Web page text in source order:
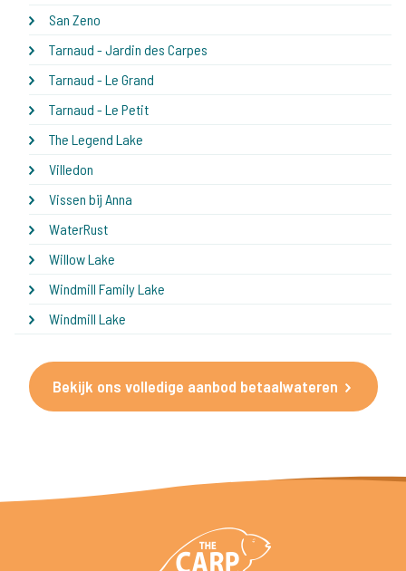
San Zeno
Tarnaud - Jardin des Carpes
Tarnaud - Le Grand
Tarnaud - Le Petit
The Legend Lake
Villedon
Vissen bij Anna
WaterRust
Willow Lake
Windmill Family Lake
Windmill Lake
Bekijk ons volledige aanbod betaalwateren